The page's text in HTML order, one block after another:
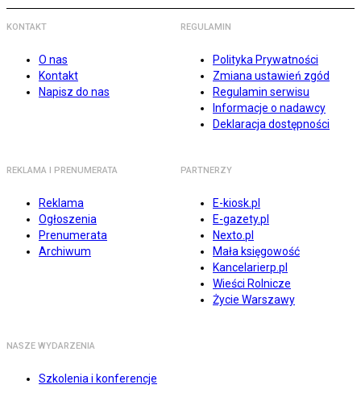
KONTAKT
O nas
Kontakt
Napisz do nas
REGULAMIN
Polityka Prywatności
Zmiana ustawień zgód
Regulamin serwisu
Informacje o nadawcy
Deklaracja dostępności
REKLAMA I PRENUMERATA
Reklama
Ogłoszenia
Prenumerata
Archiwum
PARTNERZY
E-kiosk.pl
E-gazety.pl
Nexto.pl
Mała księgowość
Kancelarierp.pl
Wieści Rolnicze
Życie Warszawy
NASZE WYDARZENIA
Szkolenia i konferencje